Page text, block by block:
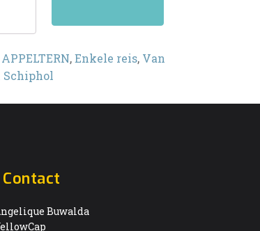
APPELTERN,Enkele reis, Van
Schiphol
Contact
Buwalda